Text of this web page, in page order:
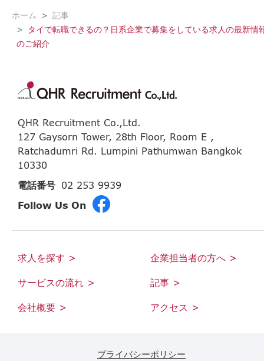
ホーム
記事
タイで転職できるの？日系企業で募集をしている求人の最新情
のご紹介
QHR Recruitment Co.,Ltd.
127 Gaysorn Tower, 28th Floor, Room E ,
Ratchadumri Rd. Lumpini Pathumwan Bangkok
10330
電話番号 02 253 9939
Follow Us On
求人を探す > 企業担当者の方へ >
サービスの流れ > 記事 >
会社概要 > アクセス >
プライバシーポリシー